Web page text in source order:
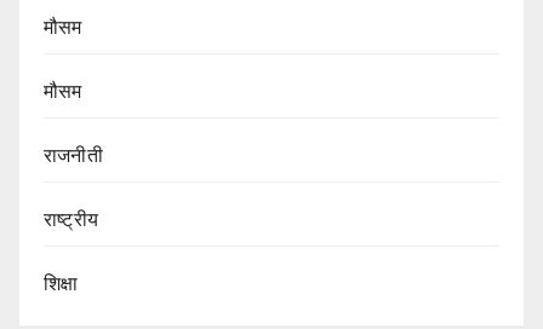
मौसम
मौसम
राजनीती
राष्ट्रीय
शिक्षा